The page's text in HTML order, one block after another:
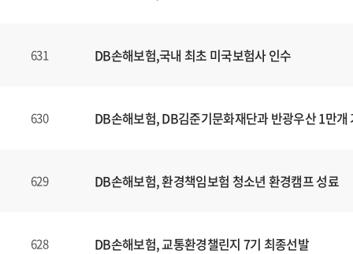
631 DB손해보험,국내 최초 미국보험사 인수
630 DB손해보험, DB김준기문화재단과 반광우산 1만개
629 DB손해보험, 환경책임보험 청소년 환경캠프 성료
628 DB손해보험, 교통환경챌린지 7기 최종선발